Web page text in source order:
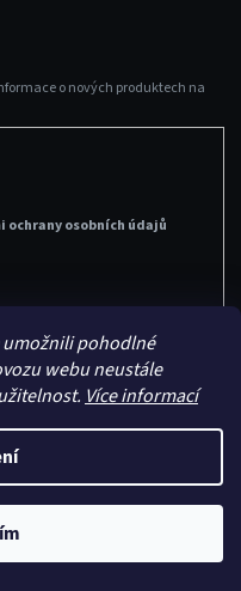
umožnili pohodlné
webu neustále
Více informací
o nových produktech na
ochrany osobních údajů
práva vyhrazena.